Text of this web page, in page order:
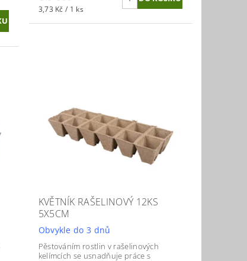
3,73 Kč / 1 ks
KVĚTNÍK RAŠELINOVÝ 12KS
5X5CM
Obvykle do 3 dnů
Pěstováním rostlin v rašelinových
kelímcích se usnadňuje práce s